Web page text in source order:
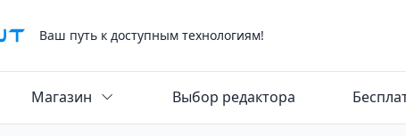
Ваш путь к доступным технологиям!
Магазин Выбор редактора